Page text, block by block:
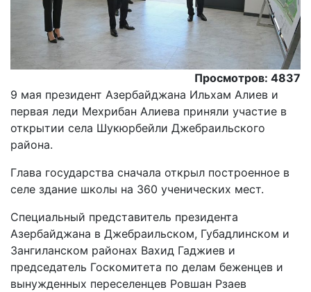
Просмотров: 4837
9 мая президент Азербайджана Ильхам Алиев и
первая леди Мехрибан Алиева приняли участие в
открытии села Шукюрбейли Джебраильского
района.
Глава государства сначала открыл построенное в
селе здание школы на 360 ученических мест.
Специальный представитель президента
Азербайджана в Джебраильском, Губадлинском и
Зангиланском районах Вахид Гаджиев и
председатель Госкомитета по делам беженцев и
вынужденных переселенцев Ровшан Рзаев